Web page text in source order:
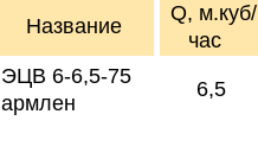
Название
Q, м.куб/
час
ЭЦВ 6-6,5-75
армлен
6,5